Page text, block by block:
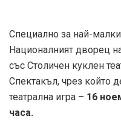
Специално за най-
Националният дворец
със Столичен куклен
Спектакъл, чрез който
театрална игра – 16
часа.